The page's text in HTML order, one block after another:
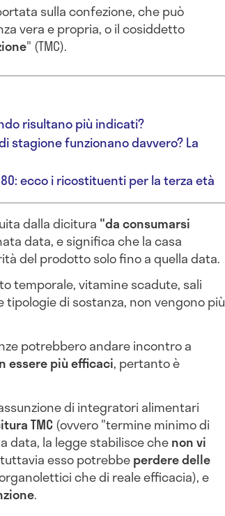
sulla confezione, che può
vera e propria, o il cosiddetto
" (TMC).
risultano più indicati?
stagione funzionano davvero? La
ecco i ricostituenti per la terza età
dalla dicitura "da consumarsi
data, e significa che la casa
del prodotto solo fino a quella data.
temporale, vitamine scadute, sali
di sostanza, non vengono più
potrebbero andare incontro a
essere più efficaci, pertanto è
di integratori alimentari
TMC(ovvero "termine minimo di
data, la legge stabilisce chenon vi
esso potrebbeperdere delle
che di reale efficacia), e
.